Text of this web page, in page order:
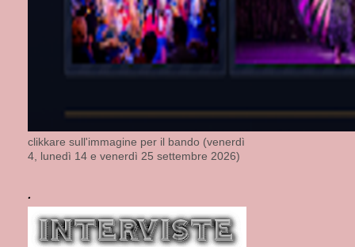
clikkare sull'immagine per il bando (venerdì
4, lunedì 14 e venerdì 25 settembre 2026)
.